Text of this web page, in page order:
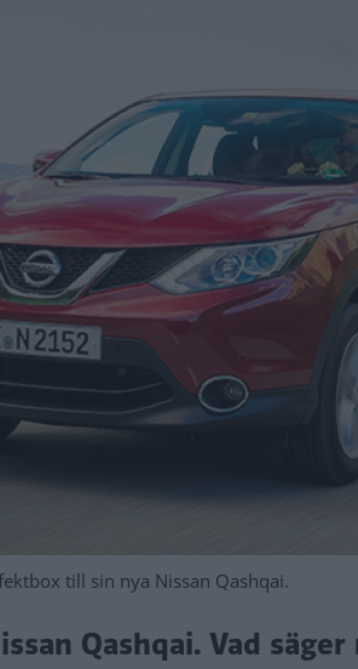
till sin nya Nissan Qashqai.
Qashqai. Vad